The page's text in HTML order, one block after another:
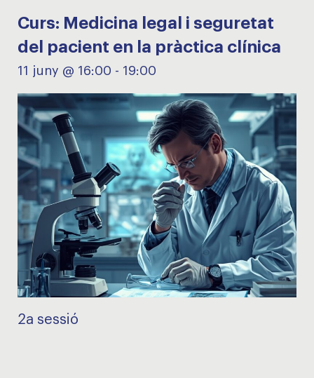
Curs: Medicina legal i seguretat
del pacient en la pràctica clínica
11 juny @ 16:00 - 19:00
2a sessió